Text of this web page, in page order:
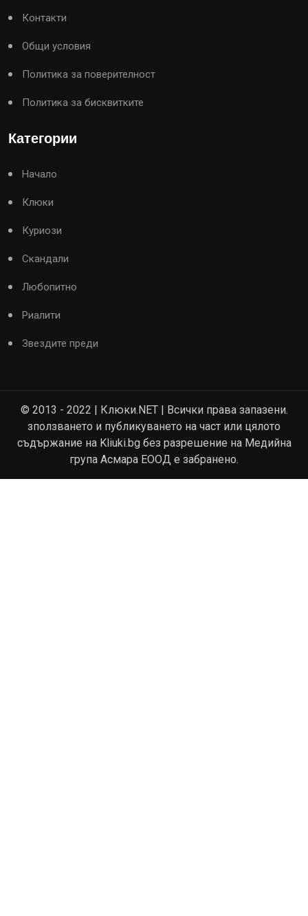
Контакти
Общи условия
Политика за поверителност
Политика за бисквитките
Категории
Начало
Клюки
Куриози
Скандали
Любопитно
Риалити
Звездите преди
© 2013 - 2022 | Клюки.NET | Всички права запазени.
зползването и публикуването на част или цялото
съдържание на Kliuki.bg без разрешение на Медийна
група Асмара ЕООД е забранено.